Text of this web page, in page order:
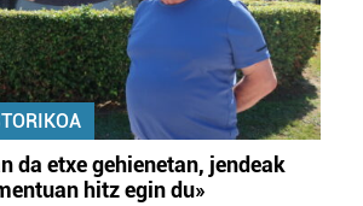
da etxe gehienetan, jendeak
hitz egin du»